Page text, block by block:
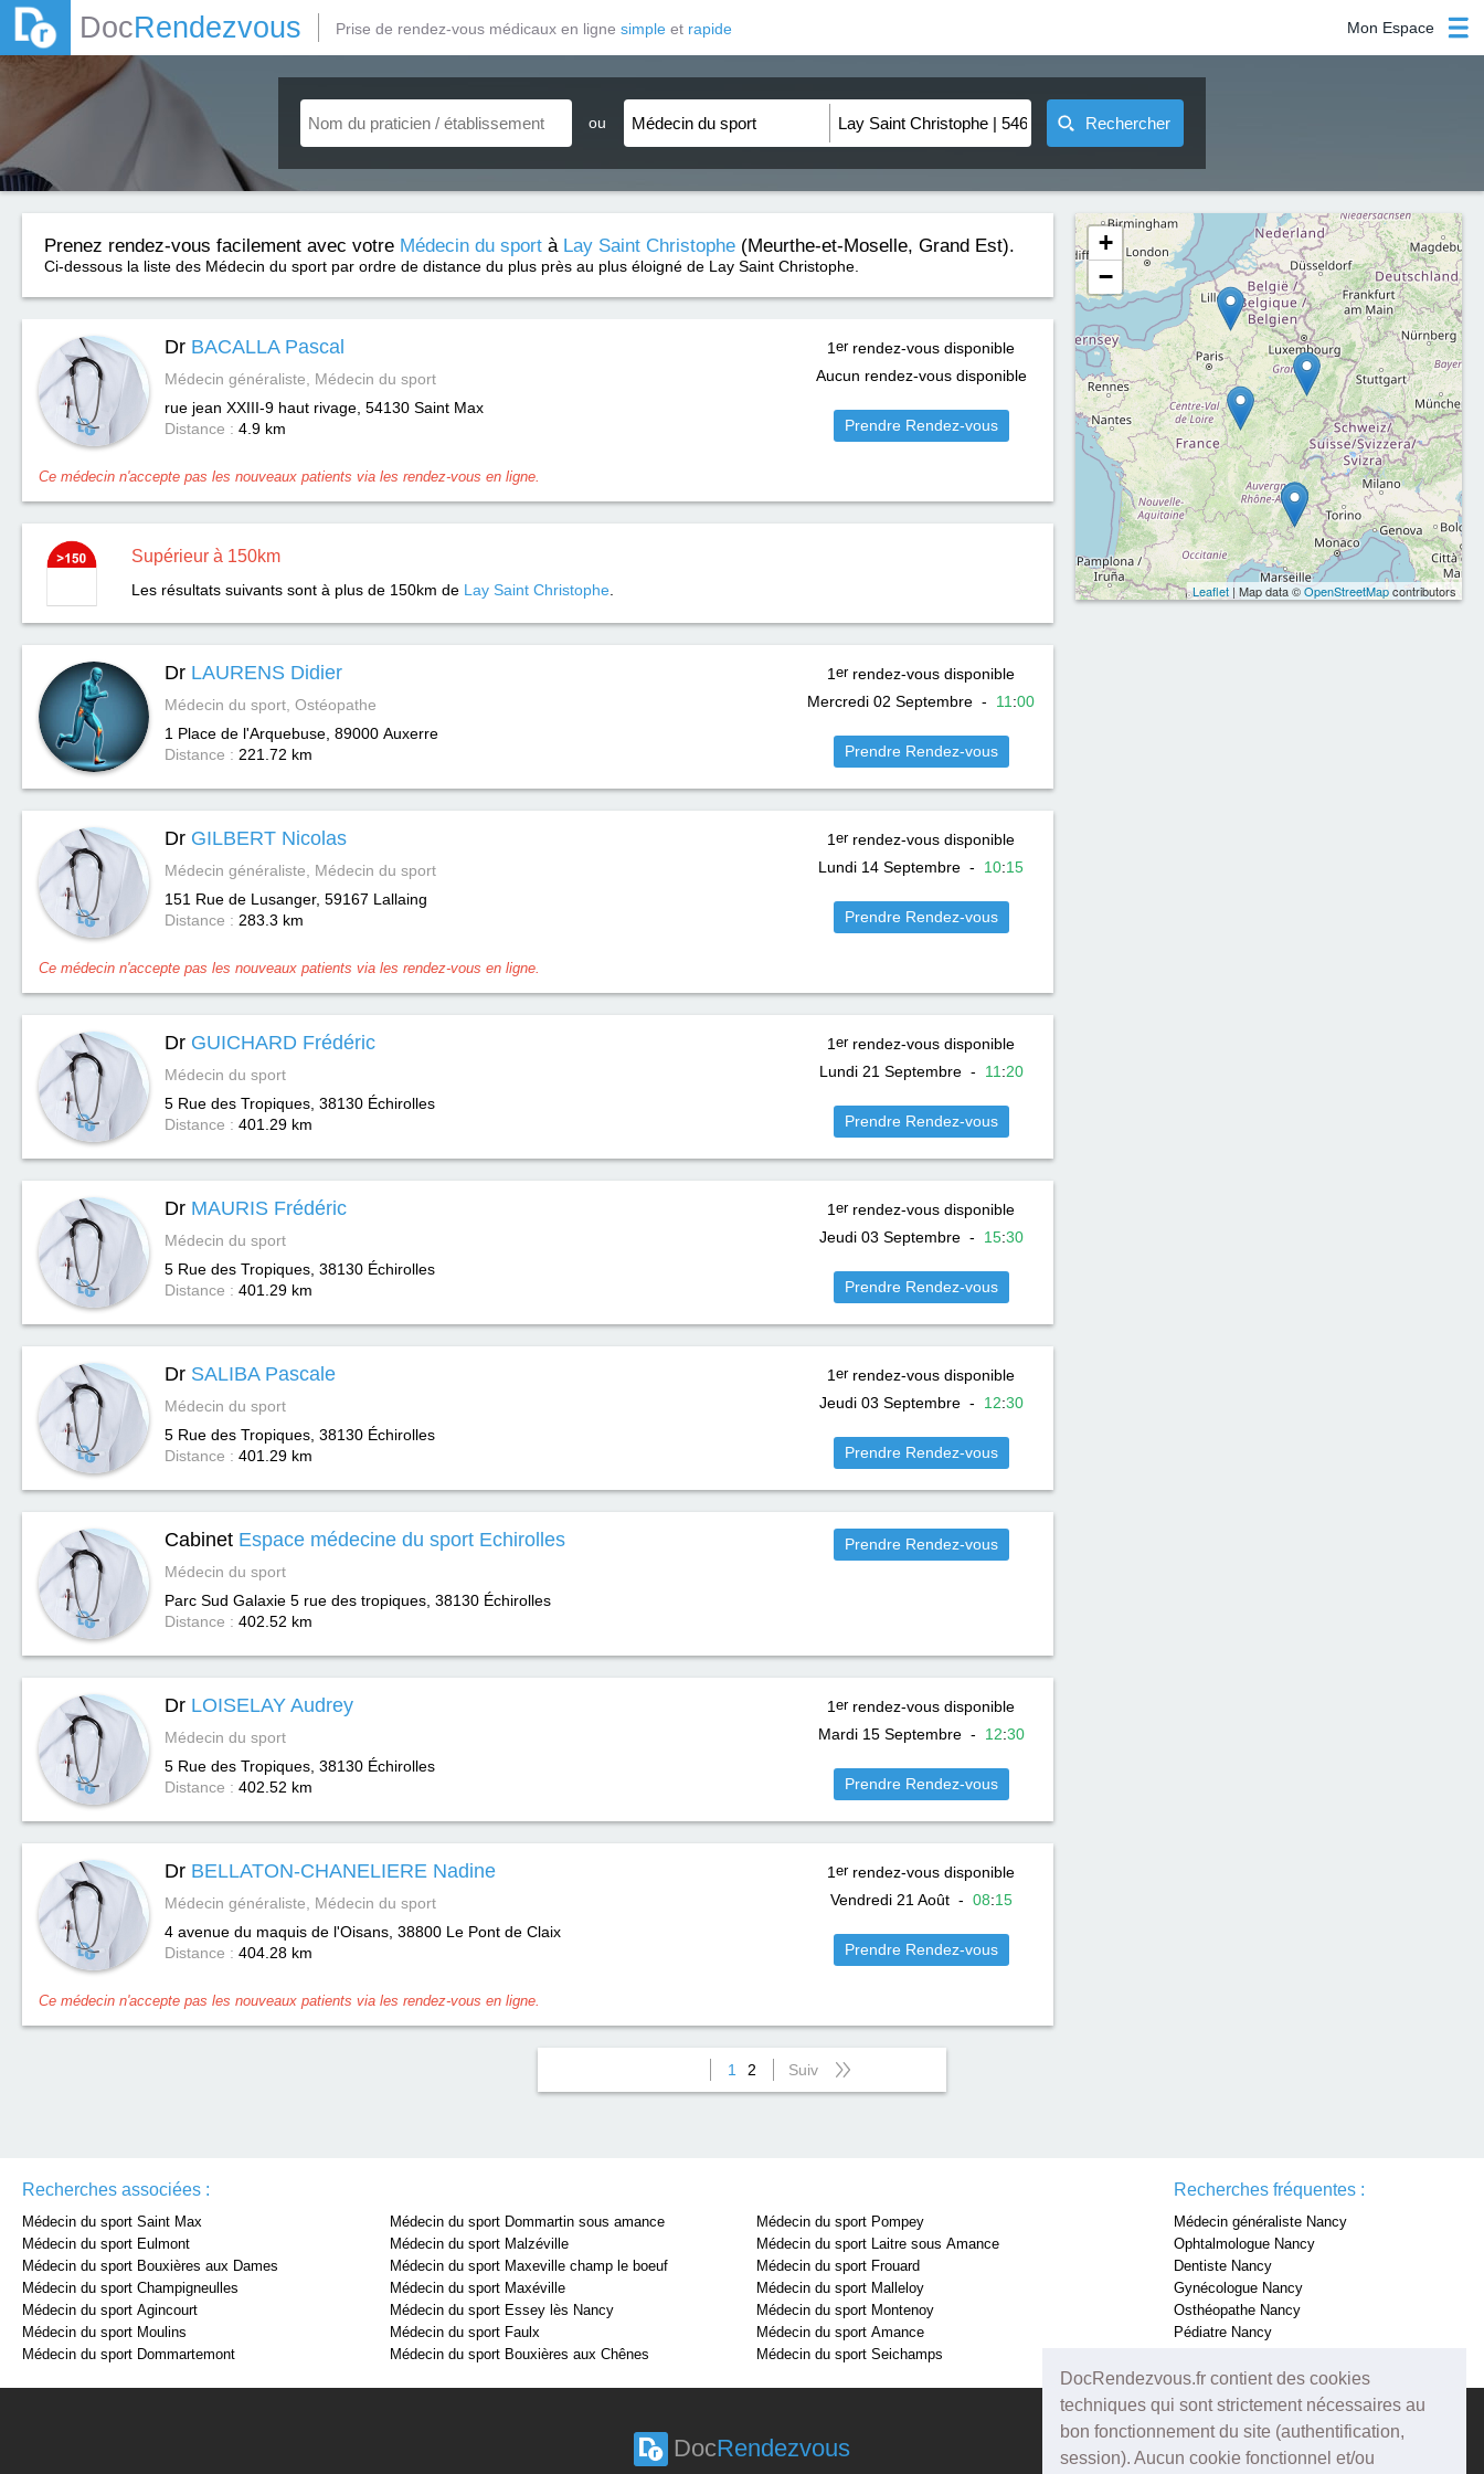
DocRendezvous.fr contient des cookies
techniques qui sont strictement nécessaires au
bon fonctionnement du site (authentification,
session). Aucun cookie fonctionnel et/ou
DocRendezvous Prise de rendez-vous médicaux en ligne simple et rapide Mon Espace
ou Rechercher
+
−
Leaflet | Map data ©OpenStreetMapcontributors
Prenez rendez-vous facilement avec votre Médecin du sport à Lay Saint Christophe (Meurthe-et-Moselle, Grand Est).
Ci-dessous la liste des Médecin du sport par ordre de distance du plus près au plus éloigné de Lay Saint Christophe.
Dr BACALLA Pascal
Médecin généraliste, Médecin du sport
rue jean XXIII-9 haut rivage, 54130 Saint Max
Distance : 4.9 km
1 errendez-vous disponible
Aucun rendez-vous disponible
Prendre Rendez-vous
Ce médecin n'accepte pas les nouveaux patients via les rendez-vous en ligne.
Supérieur à 150km
Les résultats suivants sont à plus de 150km de Lay Saint Christophe
Dr LAURENS Didier
Médecin du sport, Ostéopathe
1 Place de l'Arquebuse, 89000 Auxerre
Distance : 221.72 km
1 errendez-vous disponible
Mercredi 02 Septembre - 11 :00
Prendre Rendez-vous
Dr GILBERT Nicolas
Médecin généraliste, Médecin du sport
151 Rue de Lusanger, 59167 Lallaing
Distance : 283.3 km
1 errendez-vous disponible
Lundi 14 Septembre - 10:15
Prendre Rendez-vous
Ce médecin n'accepte pas les nouveaux patients via les rendez-vous en ligne.
Dr GUICHARD Frédéric
Médecin du sport
5 Rue des Tropiques, 38130 Échirolles
Distance : 401.29 km
1 errendez-vous disponible
Lundi 21 Septembre- 11 :20
Prendre Rendez-vous
Dr MAURIS Frédéric
Médecin du sport
5 Rue des Tropiques, 38130 Échirolles
Distance : 401.29 km
1 errendez-vous disponible
Jeudi 03 Septembre- 15:30
Prendre Rendez-vous
Dr SALIBA Pascale
Médecin du sport
5 Rue des Tropiques, 38130 Échirolles
Distance : 401.29 km
1 errendez-vous disponible
Jeudi 03 Septembre- 12:30
Prendre Rendez-vous
Cabinet Espace médecine du sport Echirolles
Médecin du sport
Parc Sud Galaxie 5 rue des tropiques, 38130 Échirolles
Distance : 402.52 km
Prendre Rendez-vous
Dr LOISELAY Audrey
Médecin du sport
5 Rue des Tropiques, 38130 Échirolles
Distance : 402.52 km
1 errendez-vous disponible
Mardi 15 Septembre- 12:30
Prendre Rendez-vous
Dr BELLATON-CHANELIERE Nadine
Médecin généraliste, Médecin du sport
4 avenue du maquis de l'Oisans, 38800 Le Pont de Claix
Distance : 404.28 km
1 errendez-vous disponible
Vendredi 21 Août- 08:15
Prendre Rendez-vous
Ce médecin n'accepte pas les nouveaux patients via les rendez-vous en ligne.
1 2 Suiv
Recherches associées :
Médecin du sport Saint Max
Médecin du sport Eulmont
Médecin du sport Bouxières aux Dames
Médecin du sport Champigneulles
Médecin du sport Agincourt
Médecin du sport Moulins
Médecin du sport Dommartemont
Médecin du sport Dommartin sous amance
Médecin du sport Malzéville
Médecin du sport Maxeville champ le boeuf
Médecin du sport Maxéville
Médecin du sport Essey lès Nancy
Médecin du sport Faulx
Médecin du sport Bouxières aux Chênes
Médecin du sport Pompey
Médecin du sport Laitre sous Amance
Médecin du sport Frouard
Médecin du sport Malleloy
Médecin du sport Montenoy
Médecin du sport Amance
Médecin du sport Seichamps
Recherches fréquentes :
Médecin généraliste Nancy
Ophtalmologue Nancy
Dentiste Nancy
Gynécologue Nancy
Osthéopathe Nancy
Pédiatre Nancy
DocRendezvous